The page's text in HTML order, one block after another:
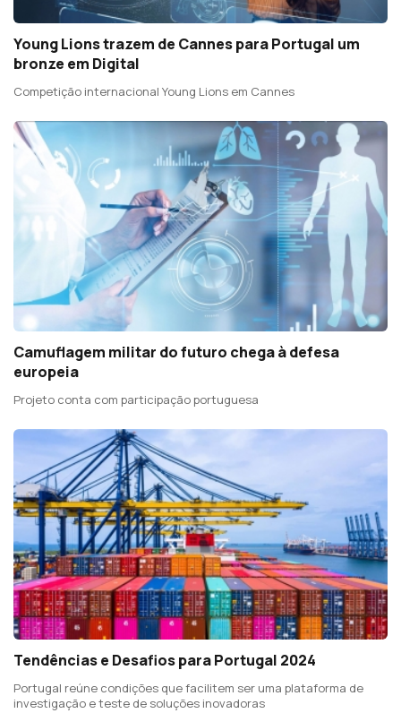
Young Lions trazem de Cannes para Portugal um
bronze em Digital
Competição internacional Young Lions em Cannes
Camuflagem militar do futuro chega à defesa
europeia
Projeto conta com participação portuguesa
Tendências e Desafios para Portugal 2024
Portugal reúne condições que facilitem ser uma plataforma de
investigação e teste de soluções inovadoras